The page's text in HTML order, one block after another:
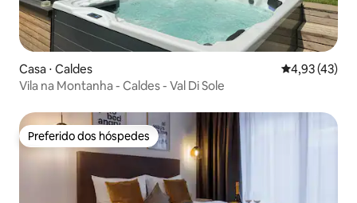
Casa ⋅ Caldes 4,93 de uma
4,93 (43)
Vila na Montanha - Caldes - Val Di Sole
Preferido dos hóspedes
Preferido dos hóspedes